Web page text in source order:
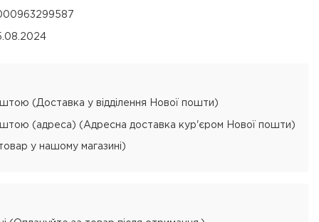
(Доставка у відділення Нової пошти)
(адреса) (Адресна доставка кур'єром Нової пошти)
у нашому магазині)